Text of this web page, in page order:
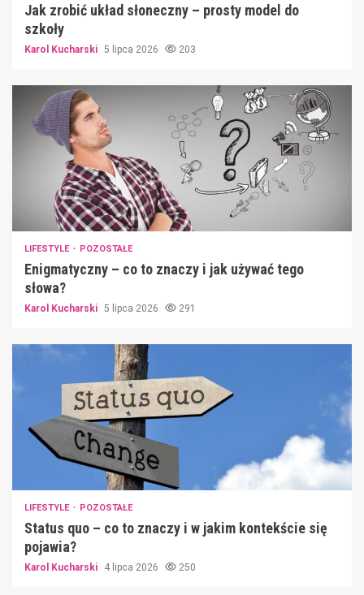
Jak zrobić układ słoneczny – prosty model do
szkoły
Karol Kucharski 5 lipca 2026 203
LIFESTYLE POZOSTAŁE
Enigmatyczny – co to znaczy i jak używać tego
słowa?
Karol Kucharski 5 lipca 2026 291
LIFESTYLE POZOSTAŁE
Status quo – co to znaczy i w jakim kontekście się
pojawia?
Karol Kucharski 4 lipca 2026 250